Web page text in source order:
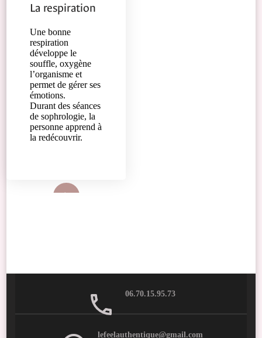
La respiration
Une bonne
respiration
développe le
souffle, oxygène
l’organisme et
permet de gérer ses
émotions.
Durant des séances
de sophrologie, la
personne apprend à
la redécouvrir.
06.70.15.95.73
lefeelauthentique@gmail.com